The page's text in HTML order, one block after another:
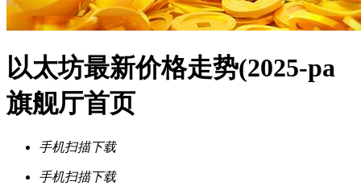
以太坊最新价格走势(2025-pa
旗舰厅首页
手机扫描下载
手机扫描下载